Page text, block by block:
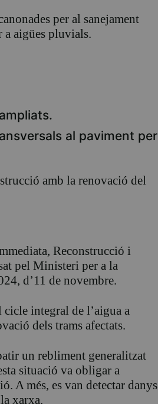
per al sanejament
a aigües pluvials.
al paviment per
amb la renovació del
Reconstrucció i
pel Ministeri per a la
d’11 de novembre.
cicle integral de l’aigua a
dels trams afectats.
un rebliment generalitzat
situació va obligar a
A més, es van detectar danys
xarxa.